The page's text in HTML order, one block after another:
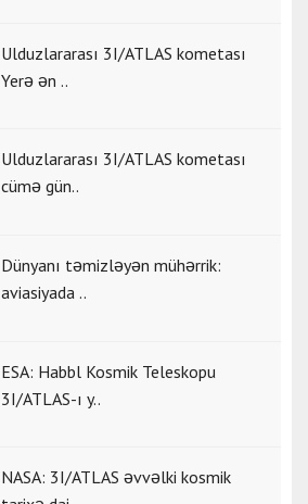
Ulduzlararası 3I/ATLAS kometası
Yerə ən ..
Ulduzlararası 3I/ATLAS kometası
cümə gün..
Dünyanı təmizləyən mühərrik:
aviasiyada ..
ESA: Habbl Kosmik Teleskopu
3I/ATLAS-ı y..
NASA: 3I/ATLAS əvvəlki kosmik